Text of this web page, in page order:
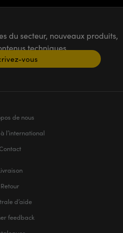
du secteur, nouveaux produits,
techniques
vous
de nous
l’international
Retour
d’aide
feedback